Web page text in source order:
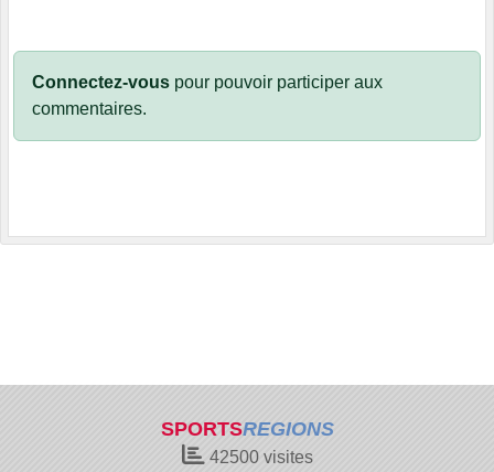
Connectez-vous pour pouvoir participer aux
commentaires.
SPORTSREGIONS
42500visites